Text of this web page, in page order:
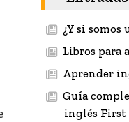
¿Y si somos
Libros para
Aprender
Guía
inglés First